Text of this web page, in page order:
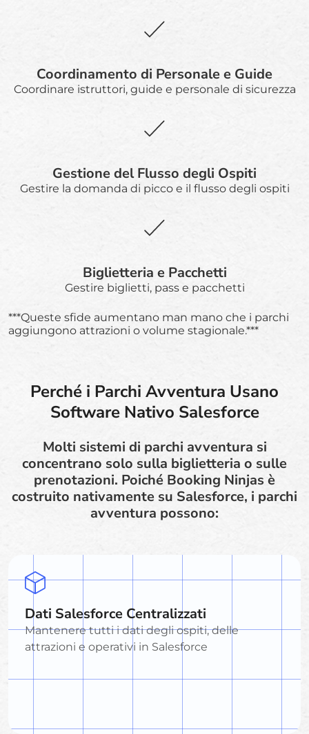
Coordinamento di Personale e Guide
Coordinare istruttori, guide e personale di sicurezza
Gestione del Flusso degli Ospiti
Gestire la domanda di picco e il flusso degli ospiti
Biglietteria e Pacchetti
Gestire biglietti, pass e pacchetti
***Queste sfide aumentano man mano che i parchi
aggiungono attrazioni o volume stagionale.***
Perché i Parchi Avventura Usano
Software Nativo Salesforce
Molti sistemi di parchi avventura si
concentrano solo sulla biglietteria o sulle
prenotazioni. Poiché Booking Ninjas è
costruito nativamente su Salesforce, i parchi
avventura possono:
Dati Salesforce Centralizzati
Mantenere tutti i dati degli ospiti, delle
attrazioni e operativi in Salesforce